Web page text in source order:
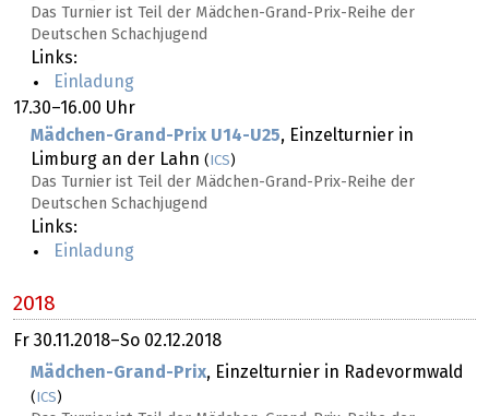
Das Turnier ist Teil der Mädchen-Grand-Prix-Reihe der
Deutschen Schachjugend
Links:
Einladung
17.30–16.00 Uhr
Mädchen-Grand-Prix U14-U25, Einzelturnier in
Limburg an der Lahn ( ICS)
Das Turnier ist Teil der Mädchen-Grand-Prix-Reihe der
Deutschen Schachjugend
Links:
Einladung
2018
Fr 30.11.2018–So 02.12.2018
Mädchen-Grand-Prix, Einzelturnier in Radevormwald
( ICS)